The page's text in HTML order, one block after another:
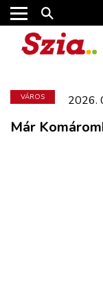
VÁROS 2026.
Már